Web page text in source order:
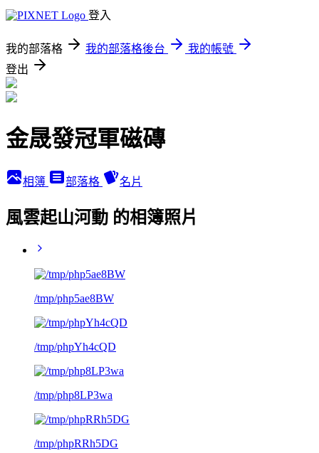
登入
我的部落格 我的部落格後台
我的帳號
登出
金晟發冠軍磁磚
相簿 部落格 名片
風雲起山河動 的相簿照片
/tmp/php5ae8BW
/tmp/phpYh4cQD
/tmp/php8LP3wa
/tmp/phpRRh5DG